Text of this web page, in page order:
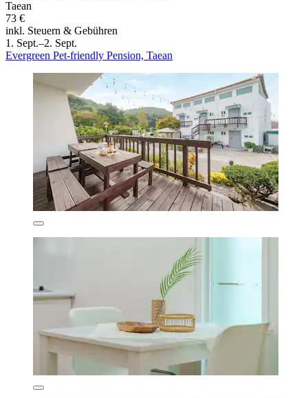
Taean
73 €
inkl. Steuern & Gebühren
1. Sept.–2. Sept.
Evergreen Pet-friendly Pension, Taean